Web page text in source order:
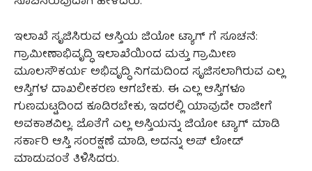
ಇಲಾಖೆ ಸೃಜಿಸಿರುವ ಆಸ್ತಿಯ ಜಿಯೋ ಟ್ಯಾಗ್ ಗೆ ಸೂಚನೆ:
ಗ್ರಾಮೀಣಾಭಿವೃದ್ಧಿ ಇಲಾಖೆಯಿಂದ ಮತ್ತು ಗ್ರಾಮೀಣ
ಮೂಲಸೌಕರ್ಯ ಅಭಿವೃದ್ಧಿ ನಿಗಮದಿಂದ ಸೃಜಿಸಲಾಗಿರುವ ಎಲ್ಲ
ಆಸ್ತಿಗಳ ದಾಖಲೀಕರಣ ಆಗಬೇಕು. ಈ ಎಲ್ಲ ಆಸ್ತಿಗಳೂ
ಗುಣಮಟ್ಟದಿಂದ ಕೂಡಿರಬೇಕು, ಇದರಲ್ಲಿ ಯಾವುದೇ ರಾಜೀಗೆ
ಅವಕಾಶವಿಲ್ಲ. ಜೊತೆಗೆ ಎಲ್ಲ ಅಸ್ತಿಯನ್ನು ಜಿಯೋ ಟ್ಯಾಗ್ ಮಾಡಿ
ಸರ್ಕಾರಿ ಆಸ್ತಿ ಸಂರಕ್ಷಣೆ ಮಾಡಿ, ಅದನ್ನು ಅಪ್ ಲೋಡ್
ಮಾಡುವಂತೆ ತಿಳಿಸಿದರು.